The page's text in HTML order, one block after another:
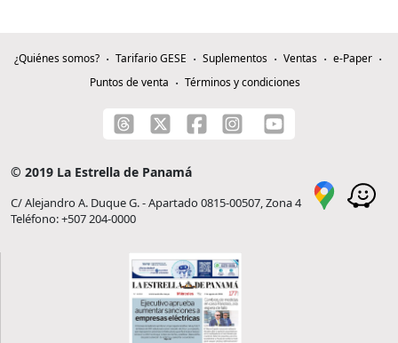
¿Quiénes somos? Tarifario GESE Suplementos Ventas
e-Paper
Puntos de venta
Términos y condiciones
© 2019 La Estrella de Panamá
C/ Alejandro A. Duque G. - Apartado 0815-00507, Zona 4
Teléfono: +507 204-0000